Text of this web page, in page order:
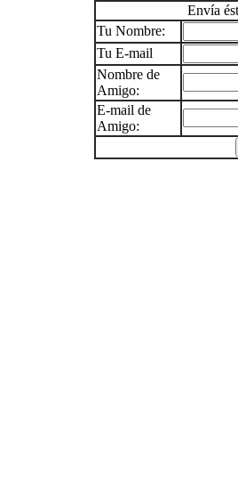
Envía
Tu Nombre:
Tu E-mail
Nombre de
Amigo:
E-mail de
Amigo: